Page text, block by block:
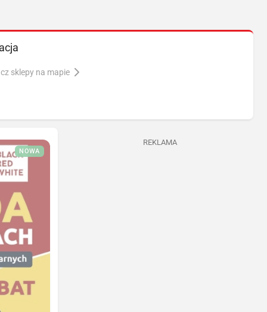
sklepy na mapie
NOWA
REKLAMA